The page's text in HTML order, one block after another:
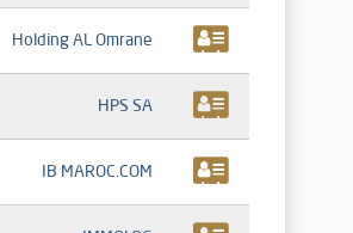
Holding AL Omrane
HPS SA
IB MAROC.COM